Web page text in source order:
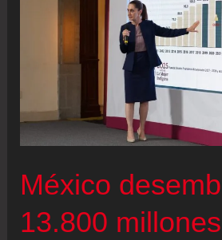
México
13.800